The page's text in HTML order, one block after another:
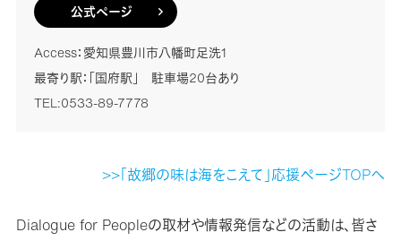
公式ページ
Access：愛知県豊川市八幡町足洗1
最寄り駅：「国府駅」 駐車場20台あり
TEL:0533-89-7778
>>「故郷の味は海をこえて」応援ページTOPへ
Dialogue for Peopleの取材や情報発信などの活動は、皆さ